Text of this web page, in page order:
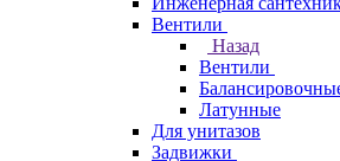
Вентили
Назад
Вентили
Латунные
Для унитазов
Задвижки